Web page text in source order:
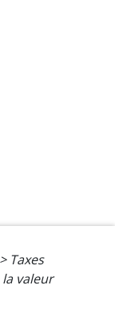
> Taxes
valeur